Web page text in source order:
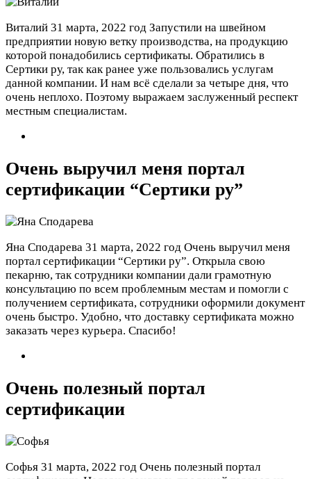
Виталий 31 марта, 2022 год Запустили на швейном
предприятии новую ветку производства, на продукцию
которой понадобились сертификаты. Обратились в
Сертики ру, так как ранее уже пользовались услугам
данной компании. И нам всё сделали за четыре дня, что
очень неплохо. Поэтому выражаем заслуженный респект
местным специалистам.
Очень выручил меня портал
сертификации “Сертики ру”
Яна Сподарева 31 марта, 2022 год Очень выручил меня
портал сертификации “Сертики ру”. Открыла свою
пекарню, так сотрудники компании дали грамотную
консультацию по всем проблемным местам и помогли с
получением сертификата, сотрудники оформили документ
очень быстро. Удобно, что доставку сертификата можно
заказать через курьера. Спасибо!
Очень полезный портал
сертификации
Софья 31 марта, 2022 год Очень полезный портал